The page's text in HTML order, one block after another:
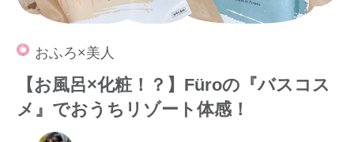
おふろ×美人
【お風呂×化粧！？】Füroの『バスコス
メ』でおうちリゾート体感！